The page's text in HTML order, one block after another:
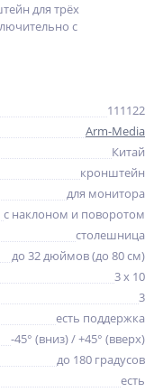
для трёх
с
111122
Arm-Media
Китай
кронштейн
для монитора
с наклоном и поворотом
столешница
до 32 дюймов (до 80 см)
3 x 10
3
есть поддержка
-45° (вниз) / +45° (вверх)
до 180 градусов
есть